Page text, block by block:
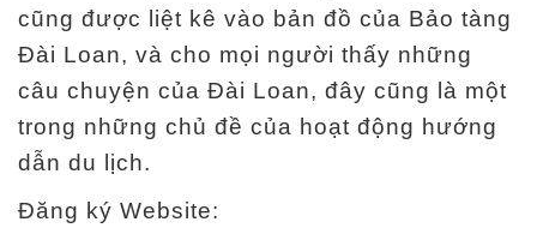
e
b
中
En
glis
Ba
cũng được liệt kê vào bản đồ của Bảo tàng
Đài Loan, và cho mọi người thấy những
câu chuyện của Đài Loan, đây cũng là một
trong những chủ đề của hoạt động hướng
dẫn du lịch.
Đăng ký Website: